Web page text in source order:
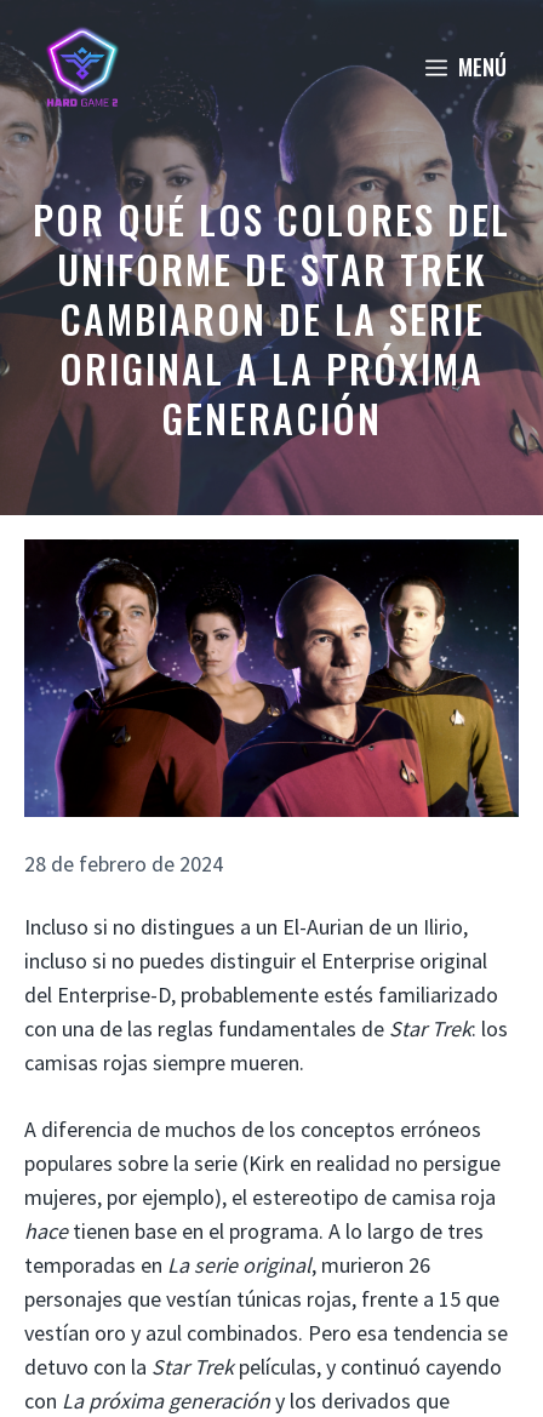
al
contenido
MENÚ
POR QUÉ LOS COLORES DEL
UNIFORME DE STAR TREK
CAMBIARON DE LA SERIE
ORIGINAL A LA PRÓXIMA
GENERACIÓN
28 de febrero de 2024
Incluso si no distingues a un El-Aurian de un Ilirio,
incluso si no puedes distinguir el Enterprise original
del Enterprise-D, probablemente estés familiarizado
con una de las reglas fundamentales de Star Trek: los
camisas rojas siempre mueren.
A diferencia de muchos de los conceptos erróneos
populares sobre la serie (Kirk en realidad no persigue
mujeres, por ejemplo), el estereotipo de camisa roja
hacetienen base en el programa. A lo largo de tres
temporadas en La serie original, murieron 26
personajes que vestían túnicas rojas, frente a 15 que
vestían oro y azul combinados. Pero esa tendencia se
detuvo con la Star Trekpelículas, y continuó cayendo
con La próxima generacióny los derivados que